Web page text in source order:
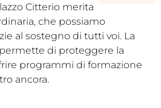
Citterio merita
che possiamo
al sostegno di tutti voi. La
di proteggere la
programmi di formazione
ancora.